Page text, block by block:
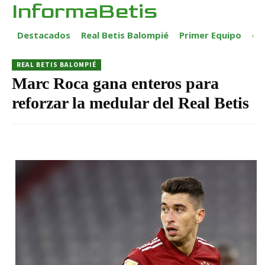
InformaBetis
Destacados Real Betis Balompié Primer Equipo
REAL BETIS BALOMPIÉ
Marc Roca gana enteros para
reforzar la medular del Real Betis